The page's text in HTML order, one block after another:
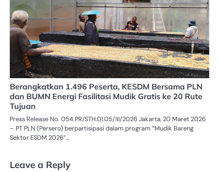
Berangkatkan 1.496 Peserta, KESDM Bersama PLN
dan BUMN Energi Fasilitasi Mudik Gratis ke 20 Rute
Tujuan
Press Release No. 054.PR/STH.01.05/III/2026 Jakarta, 20 Maret 2026
– PT PLN (Persero) berpartisipasi dalam program “Mudik Bareng
Sektor ESDM 2026”…
Leave a Reply